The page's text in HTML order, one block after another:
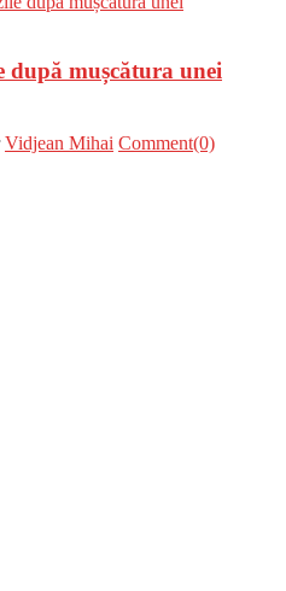
după mușcătura unei
Vidjean Mihai Comment(0)